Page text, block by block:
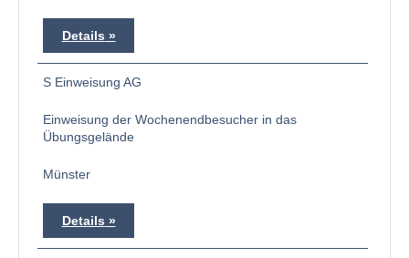
Details
S Einweisung AG
Einweisung der Wochenendbesucher in das
Übungsgelände
Münster
Details